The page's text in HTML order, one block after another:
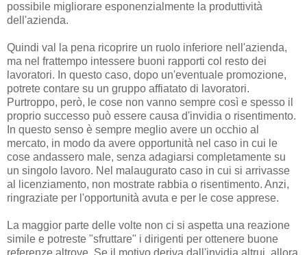
possibile migliorare esponenzialmente la produttività
dell'azienda.
Quindi val la pena ricoprire un ruolo inferiore nell'azienda,
ma nel frattempo intessere buoni rapporti col resto dei
lavoratori. In questo caso, dopo un'eventuale promozione,
potrete contare su un gruppo affiatato di lavoratori.
Purtroppo, però, le cose non vanno sempre così e spesso il
proprio successo può essere causa d'invidia o risentimento.
In questo senso è sempre meglio avere un occhio al
mercato, in modo da avere opportunità nel caso in cui le
cose andassero male, senza adagiarsi completamente su
un singolo lavoro. Nel malaugurato caso in cui si arrivasse
al licenziamento, non mostrate rabbia o risentimento. Anzi,
ringraziate per l'opportunità avuta e per le cose apprese.
La maggior parte delle volte non ci si aspetta una reazione
simile e potreste "sfruttare" i dirigenti per ottenere buone